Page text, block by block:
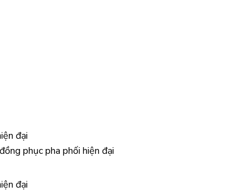
phục pha phối hiện đại